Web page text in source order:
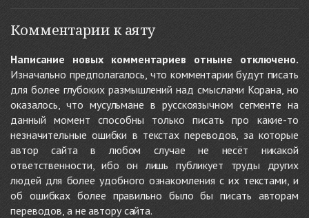
Комментарии к аяту
Написание новых комментариев отныне отключено.
Изначально предполагалось, что комментарии будут писать
для более глубоких размышлений над смыслами Корана, но
оказалось, что мусульмане в русскоязычном сегменте на
данный момент способны только писать про какие-то
незначительные ошибки в текстах переводов, за которые
автор сайта в любом случае не несёт никакой
ответственности, ибо он лишь публикует труды других
людей для более удобного ознакомления с их текстами, и
об ошибках более правильно было бы писать авторам
переводов, а не автору сайта.